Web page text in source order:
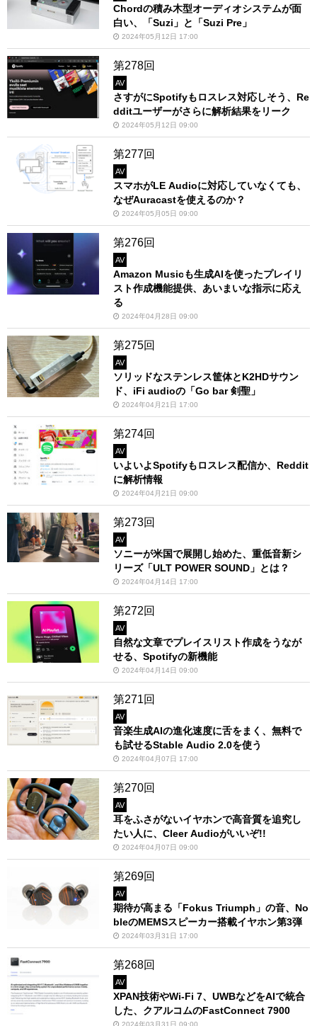
Chordの積み木型オーディオシステムが面
白い、「Suzi」と「Suzi Pre」
2024年05月12日 17:00
第278回
AV
さすがにSpotifyもロスレス対応しそう、Re
dditユーザーがさらに解析結果をリーク
2024年05月12日 09:00
第277回
AV
スマホがLE Audioに対応していなくても、
なぜAuracastを使えるのか？
2024年05月05日 09:00
第276回
AV
Amazon Musicも生成AIを使ったプレイリ
スト作成機能提供、あいまいな指示に応え
る
2024年04月28日 09:00
第275回
AV
ソリッドなステンレス筐体とK2HDサウン
ド、iFi audioの「Go bar 剣聖」
2024年04月21日 17:00
第274回
AV
いよいよSpotifyもロスレス配信か、Reddit
に解析情報
2024年04月21日 09:00
第273回
AV
ソニーが米国で展開し始めた、重低音新シ
リーズ「ULT POWER SOUND」とは？
2024年04月14日 17:00
第272回
AV
自然な文章でプレイスリスト作成をうなが
せる、Spotifyの新機能
2024年04月14日 09:00
第271回
AV
音楽生成AIの進化速度に舌をまく、無料で
も試せるStable Audio 2.0を使う
2024年04月07日 17:00
第270回
AV
耳をふさがないイヤホンで高音質を追究し
たい人に、Cleer Audioがいいぞ!!
2024年04月07日 09:00
第269回
AV
期待が高まる「Fokus Triumph」の音、No
bleのMEMSスピーカー搭載イヤホン第3弾
2024年03月31日 17:00
第268回
AV
XPAN技術やWi-Fi 7、UWBなどをAIで統合
した、クアルコムのFastConnect 7900
2024年03月31日 09:00